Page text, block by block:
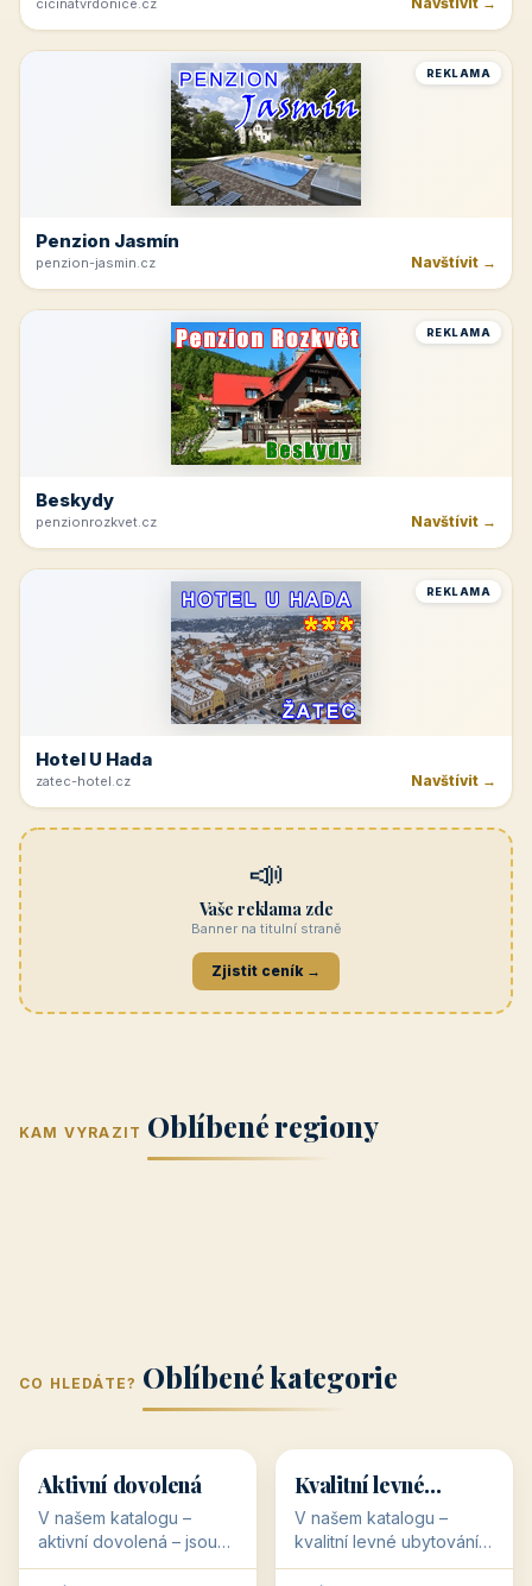
cicinatvrdonice.cz
REKLAMA
Penzion Jasmín
penzion-jasmin.cz Navštívit →
REKLAMA
Beskydy
penzionrozkvet.cz Navštívit →
REKLAMA
Hotel U Hada
zatec-hotel.cz Navštívit →
📣
Vaše reklama zde
Banner na titulní straně
Zjistit ceník →
KAM VYRAZIT Oblíbené regiony
(Jihomoravský
kraj)
kraj)
Zlínský kraj Žilinský
Karlovarský
Střední Čechy
(Středočeský
CO HLEDÁTE? Oblíbené kategorie
🥾 36 objektů
Aktivní dovolená
V našem katalogu –
aktivní dovolená – jsou
pro Vás připraveny
💰
💰
34 objektů
Kvalitní levné
ubytování
V našem katalogu –
kvalitní levné ubytování –
jsou pro Vás připraveny